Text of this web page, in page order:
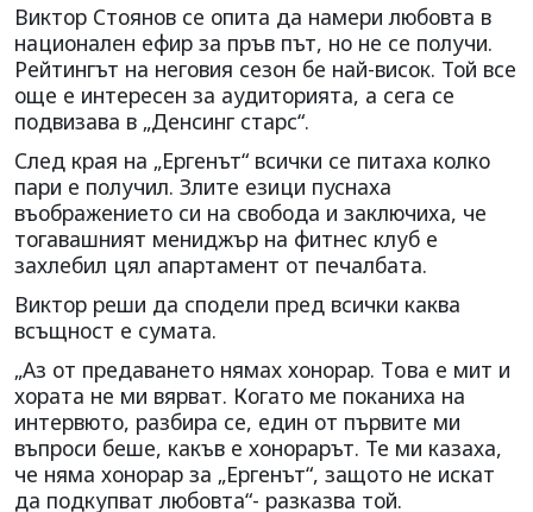
Виктор Стоянов се опита да намери любовта в
национален ефир за пръв път, но не се получи.
Рейтингът на неговия сезон бе най-висок. Той все
още е интересен за аудиторията, а сега се
подвизава в „Денсинг старс“.
След края на „Ергенът“ всички се питаха колко
пари е получил. Злите езици пуснаха
въображението си на свобода и заключиха, че
тогавашният мениджър на фитнес клуб е
захлебил цял апартамент от печалбата.
Виктор реши да сподели пред всички каква
всъщност е сумата.
„Аз от предаването нямах хонорар. Тoва е мит и
хората не ми вярват. Когато ме поканиха на
интервюто, разбира се, един от първите ми
въпроси беше, какъв е хонорарът. Те ми казаха,
че няма хонорар за „Ергенът“, защото не искат
да подкупват любовта“- разказва той.